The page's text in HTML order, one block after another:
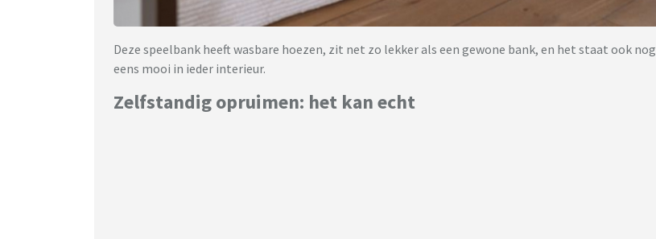
Deze speelbank heeft wasbare hoezen, zit net zo lekker als een gewone bank, en het staat ook nog
eens mooi in ieder interieur.
Zelfstandig opruimen: het kan echt